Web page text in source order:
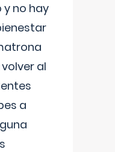
no hay
al
a